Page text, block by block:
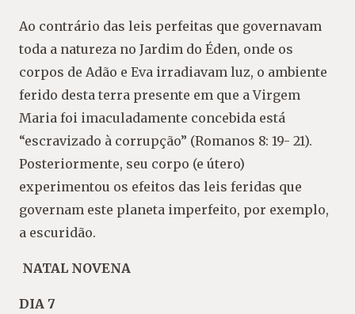
Ao contrário das leis perfeitas que governavam
toda a natureza no Jardim do Éden, onde os
corpos de Adão e Eva irradiavam luz, o ambiente
ferido desta terra presente em que a Virgem
Maria foi imaculadamente concebida está
“escravizado à corrupção” (Romanos 8: 19- 21).
Posteriormente, seu corpo (e útero)
experimentou os efeitos das leis feridas que
governam este planeta imperfeito, por exemplo,
a escuridão.
NATAL NOVENA
DIA 7